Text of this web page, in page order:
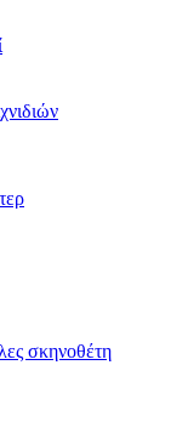
σκηνοθέτη